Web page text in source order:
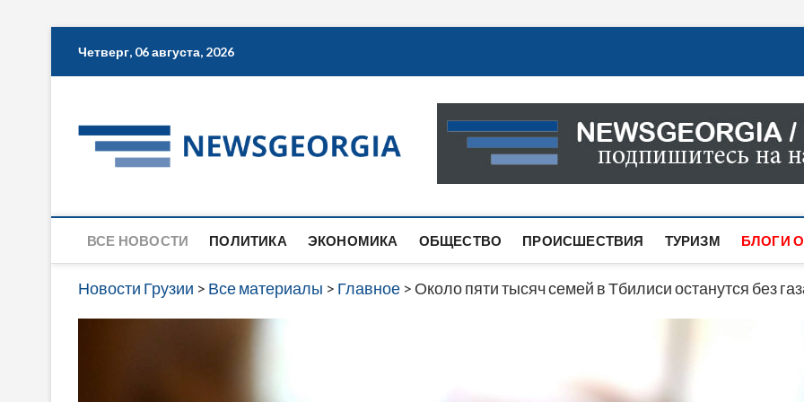
Четверг, 06 августа, 2026
Новости Грузии
САМАЯ АКТУАЛЬНАЯ ИНФОРМАЦИЯ О СОБЫТИЯХ
САЙТЕ ВЫ НАЙДЕТЕ НОВОСТИ ПОЛИТИКИ,
ВСЕ НОВОСТИ ПОЛИТИКА ЭКОНОМИКА ОБЩЕСТВО ПРОИСШЕСТВИЯ ТУРИЗМ БЛОГИ
Новости Грузии > Все материалы > Главное > Около пяти тысяч семей в Тбилиси останутся без